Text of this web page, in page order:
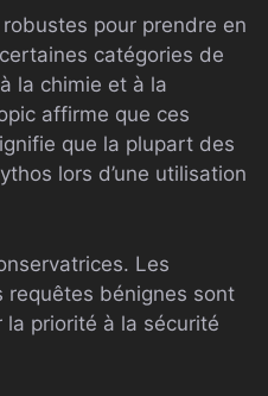
pour prendre en
catégories de
la chimie et à la
affirme que ces
que la plupart des
lors d’une utilisation
Les
bénignes sont
la priorité à la sécurité